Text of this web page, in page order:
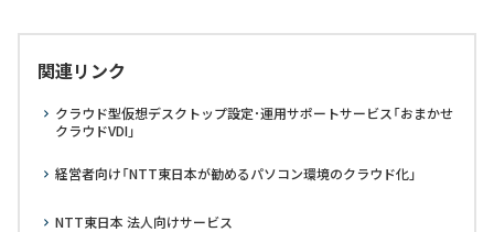
関連リンク
クラウド型仮想デスクトップ設定･運用サポートサービス「おまかせ
クラウドVDI」
経営者向け「NTT東日本が勧めるパソコン環境のクラウド化」
NTT東日本 法人向けサービス